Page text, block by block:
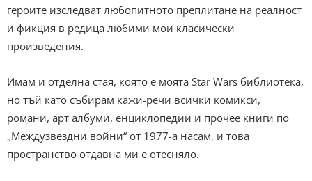
героите изследват любопитното преплитане на реалност
и фикция в редица любими мои класически
произведения.
Имам и отделна стая, която е моята Star Wars библиотека,
но тъй като събирам кажи-речи всички комикси,
романи, арт албуми, енциклопедии и прочее книги по
„Междузвездни войни“ от 1977-а насам, и това
пространство отдавна ми е отесняло.